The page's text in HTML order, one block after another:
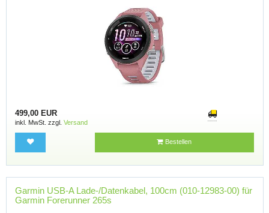
499,00 EUR
inkl. MwSt. zzgl. Versand
Bestellen
Garmin USB-A Lade-/Datenkabel, 100cm (010-12983-00) für
Garmin Forerunner 265s